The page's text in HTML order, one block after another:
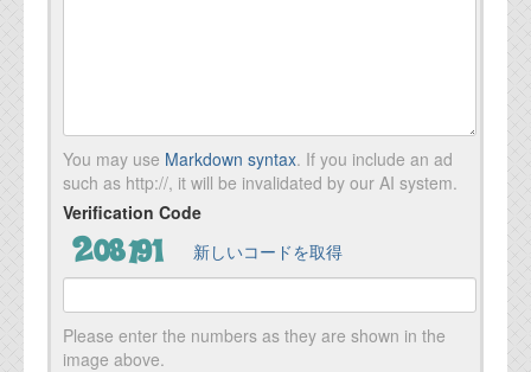
You may use Markdown syntax. If you include an ad
such as http://, it will be invalidated by our AI system.
Verification Code
新しいコードを取得
Please enter the numbers as they are shown in the
image above.